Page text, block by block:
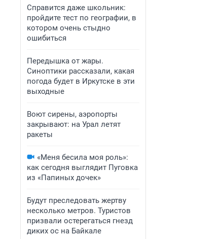
Справится даже школьник:
пройдите тест по географии, в
котором очень стыдно
ошибиться
Передышка от жары.
Синоптики рассказали, какая
погода будет в Иркутске в эти
выходные
Воют сирены, аэропорты
закрывают: на Урал летят
ракеты
«Меня бесила моя роль»:
как сегодня выглядит Пуговка
из «Папиных дочек»
Будут преследовать жертву
несколько метров. Туристов
призвали остерегаться гнезд
диких ос на Байкале